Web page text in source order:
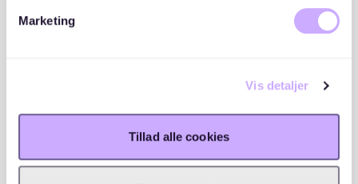
Marketing
Vis detaljer
Tillad alle cookies
2 30 opskrivninger
Beliggenhed